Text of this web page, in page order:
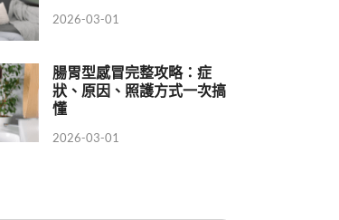
2026-03-01
腸胃型感冒完整攻略：症
狀、原因、照護方式一次搞
懂
2026-03-01